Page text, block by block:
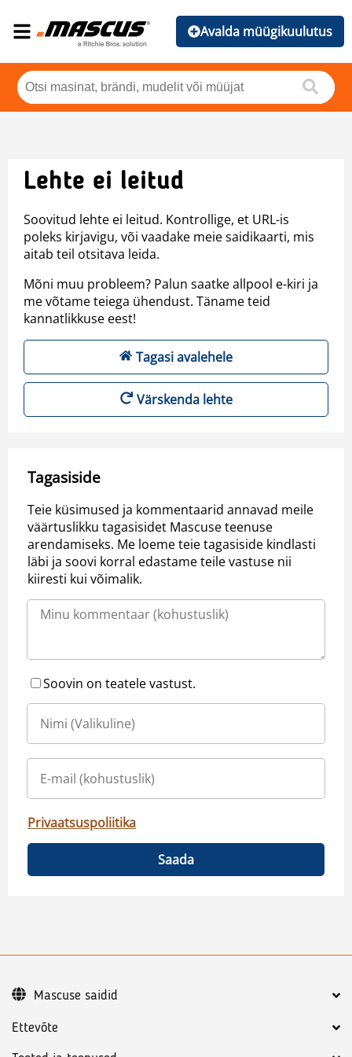
Avalda müügikuulutus
Lehte ei leitud
Soovitud lehte ei leitud. Kontrollige, et URL-is
poleks kirjavigu, või vaadake meie saidikaarti, mis
aitab teil otsitava leida.
Mõni muu probleem? Palun saatke allpool e-kiri ja
me võtame teiega ühendust. Täname teid
kannatlikkuse eest!
Tagasi avalehele
Värskenda lehte
Tagasiside
Teie küsimused ja kommentaarid annavad meile
väärtuslikku tagasisidet Mascuse teenuse
arendamiseks. Me loeme teie tagasiside kindlasti
läbi ja soovi korral edastame teile vastuse nii
kiiresti kui võimalik.
Soovin on teatele vastust.
Privaatsuspoliitika
Saada
Ettevõte
Mascuse saidid